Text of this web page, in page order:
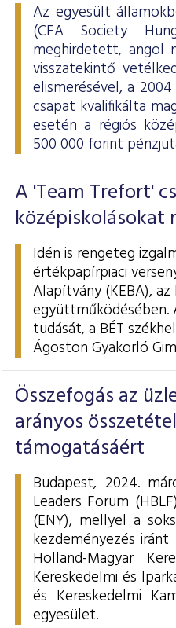
Az egyesült
(CFA Society
meghirdetett, angol
visszatekintő
elismerésével, a
csapat kvalifikálta
esetén a régiós
500 000 forint
A 'Team Trefort'
Idén is rengeteg
értékpapírpiaci
Alapítvány (KEBA),
tudását, a BÉT
Ágoston Gyakorló
Összefogás az
arányos
támogatásáért
Budapest, 2024.
Leaders Forum
(ENY), mellyel a
kezdeményezés
Holland-Magyar
Kereskedelmi és
és Kereskedelmi
egyesület.